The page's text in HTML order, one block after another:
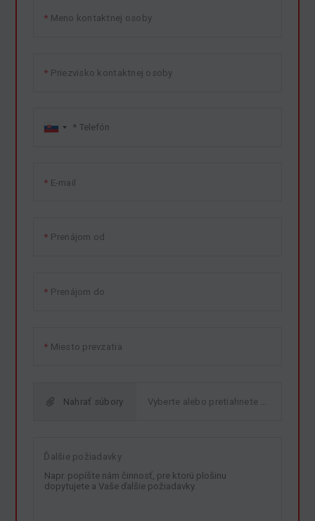
Meno kontaktnej osoby
Priezvisko kontaktnej osoby
E-mail
Prenájom od
Prenájom do
Miesto prevzatia
Nahrať súbory
Ďalšie požiadavky